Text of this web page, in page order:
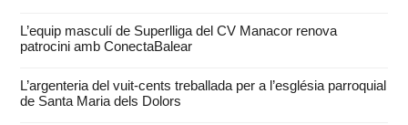
L’equip masculí de Superlliga del CV Manacor renova
patrocini amb ConectaBalear
L’argenteria del vuit-cents treballada per a l’església parroquial
de Santa Maria dels Dolors